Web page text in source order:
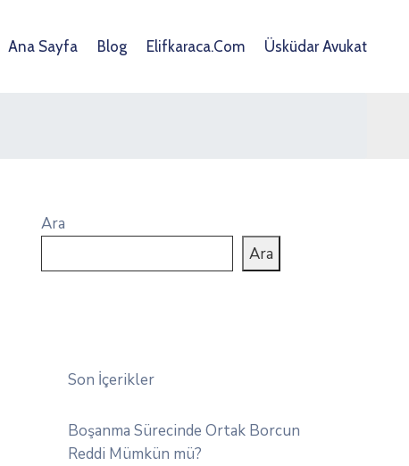
Ana Sayfa Blog Elifkaraca.com Üsküdar Avukat
Ara
Ara
Son İçerikler
Boşanma Sürecinde Ortak Borcun
Reddi Mümkün mü?